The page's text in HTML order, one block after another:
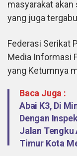
masyarakat
yang juga
Federasi Serikat
Media Informasi
yang Ketumnya
Baca Juga :
Abai K3, Di
Dengan
Jalan Tengku
Timur Kota